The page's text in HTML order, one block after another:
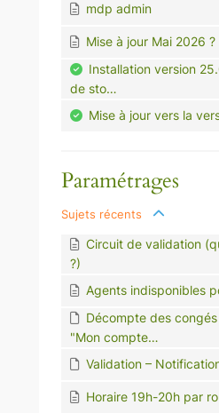
mdp admin
Mise à jour Mai 2026 ?
Installation version
de sto…
Mise à jour vers la
Paramétrages
Sujets récents
Circuit de validation
?)
Agents indisponibles
Décompte des
"Mon compte…
Validation –
Horaire 19h-20h par